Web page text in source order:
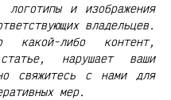
логотипы и изображения
владельцев.
либо контент,
нарушает ваши
свяжитесь с нами для
мер.